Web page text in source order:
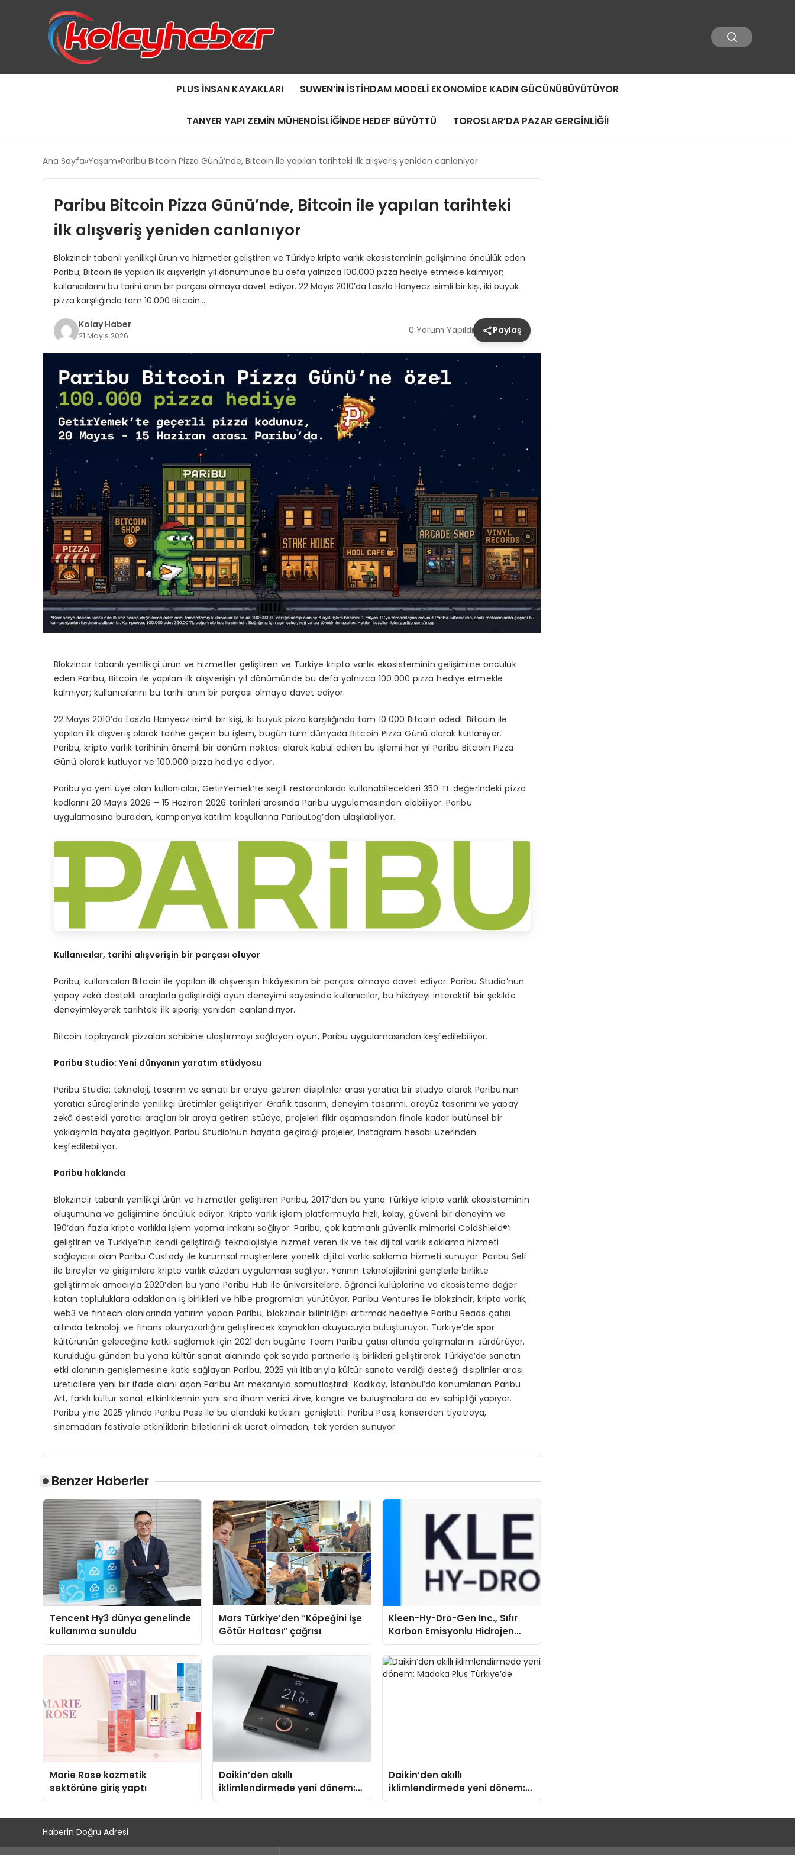
PLUS İNSAN KAYAKLARI SUWEN’IN İSTIHDAM MODELI EKONOMIDE KADIN GÜCÜNÜBÜYÜTÜYOR
TANYER YAPI ZEMIN MÜHENDISLIĞINDE HEDEF BÜYÜTTÜ TOROSLAR’DA PAZAR GERGİNLİĞİ!
Ana Sayfa Yaşam Paribu Bitcoin Pizza Günü’nde, Bitcoin ile yapılan tarihteki ilk alışveriş yeniden canlanıyor
Paribu Bitcoin Pizza Günü’nde, Bitcoin ile yapılan tarihteki
ilk alışveriş yeniden canlanıyor
Blokzincir tabanlı yenilikçi ürün ve hizmetler geliştiren ve Türkiye kripto varlık ekosisteminin gelişimine öncülük eden
Paribu, Bitcoin ile yapılan ilk alışverişin yıl dönümünde bu defa yalnızca 100.000 pizza hediye etmekle kalmıyor;
kullanıcılarını bu tarihi anın bir parçası olmaya davet ediyor. 22 Mayıs 2010’da Laszlo Hanyecz isimli bir kişi, iki büyük
pizza karşılığında tam 10.000 Bitcoin…
Kolay Haber
21 Mayıs 2026 0 Yorum Yapıldı Paylaş
Blokzincir tabanlı yenilikçi ürün ve hizmetler geliştiren ve Türkiye kripto varlık ekosisteminin gelişimine öncülük
eden Paribu, Bitcoin ile yapılan ilk alışverişin yıl dönümünde bu defa yalnızca 100.000 pizza hediye etmekle
kalmıyor; kullanıcılarını bu tarihi anın bir parçası olmaya davet ediyor.
22 Mayıs 2010’da Laszlo Hanyecz isimli bir kişi, iki büyük pizza karşılığında tam 10.000 Bitcoin ödedi. Bitcoin ile
yapılan ilk alışveriş olarak tarihe geçen bu işlem, bugün tüm dünyada Bitcoin Pizza Günü olarak kutlanıyor.
Paribu, kripto varlık tarihinin önemli bir dönüm noktası olarak kabul edilen bu işlemi her yıl Paribu Bitcoin Pizza
Günü olarak kutluyor ve 100.000 pizza hediye ediyor.
Paribu’ya yeni üye olan kullanıcılar, GetirYemek’te seçili restoranlarda kullanabilecekleri 350 TL değerindeki pizza
kodlarını 20 Mayıs 2026 – 15 Haziran 2026 tarihleri arasında Paribu uygulamasından alabiliyor. Paribu
uygulamasına buradan, kampanya katılım koşullarına ParibuLog’dan ulaşılabiliyor.
Kullanıcılar, tarihi alışverişin bir parçası oluyor
Paribu, kullanıcıları Bitcoin ile yapılan ilk alışverişin hikâyesinin bir parçası olmaya davet ediyor. Paribu Studio’nun
yapay zekâ destekli araçlarla geliştirdiği oyun deneyimi sayesinde kullanıcılar, bu hikâyeyi interaktif bir şekilde
deneyimleyerek tarihteki ilk siparişi yeniden canlandırıyor.
Bitcoin toplayarak pizzaları sahibine ulaştırmayı sağlayan oyun, Paribu uygulamasından keşfedilebiliyor.
Paribu Studio: Yeni dünyanın yaratım stüdyosu
Paribu Studio; teknoloji, tasarım ve sanatı bir araya getiren disiplinler arası yaratıcı bir stüdyo olarak Paribu’nun
yaratıcı süreçlerinde yenilikçi üretimler geliştiriyor. Grafik tasarım, deneyim tasarımı, arayüz tasarımı ve yapay
zekâ destekli yaratıcı araçları bir araya getiren stüdyo, projeleri fikir aşamasından finale kadar bütünsel bir
yaklaşımla hayata geçiriyor. Paribu Studio’nun hayata geçirdiği projeler, Instagram hesabı üzerinden
keşfedilebiliyor.
Paribu hakkında
Blokzincir tabanlı yenilikçi ürün ve hizmetler geliştiren Paribu, 2017’den bu yana Türkiye kripto varlık ekosisteminin
oluşumuna ve gelişimine öncülük ediyor. Kripto varlık işlem platformuyla hızlı, kolay, güvenli bir deneyim ve
190’dan fazla kripto varlıkla işlem yapma imkanı sağlıyor. Paribu, çok katmanlı güvenlik mimarisi ColdShield®’ı
geliştiren ve Türkiye’nin kendi geliştirdiği teknolojisiyle hizmet veren ilk ve tek dijital varlık saklama hizmeti
sağlayıcısı olan Paribu Custody ile kurumsal müşterilere yönelik dijital varlık saklama hizmeti sunuyor. Paribu Self
ile bireyler ve girişimlere kripto varlık cüzdan uygulaması sağlıyor. Yarının teknolojilerini gençlerle birlikte
geliştirmek amacıyla 2020’den bu yana Paribu Hub ile üniversitelere, öğrenci kulüplerine ve ekosisteme değer
katan topluluklara odaklanan iş birlikleri ve hibe programları yürütüyor. Paribu Ventures ile blokzincir, kripto varlık,
web3 ve fintech alanlarında yatırım yapan Paribu; blokzincir bilinirliğini artırmak hedefiyle Paribu Reads çatısı
altında teknoloji ve finans okuryazarlığını geliştirecek kaynakları okuyucuyla buluşturuyor. Türkiye’de spor
kültürünün geleceğine katkı sağlamak için 2021’den bugüne Team Paribu çatısı altında çalışmalarını sürdürüyor.
Kurulduğu günden bu yana kültür sanat alanında çok sayıda partnerle iş birlikleri geliştirerek Türkiye’de sanatın
etki alanının genişlemesine katkı sağlayan Paribu, 2025 yılı itibarıyla kültür sanata verdiği desteği disiplinler arası
üreticilere yeni bir ifade alanı açan Paribu Art mekanıyla somutlaştırdı. Kadıköy, İstanbul’da konumlanan Paribu
Art, farklı kültür sanat etkinliklerinin yanı sıra ilham verici zirve, kongre ve buluşmalara da ev sahipliği yapıyor.
Paribu yine 2025 yılında Paribu Pass ile bu alandaki katkısını genişletti. Paribu Pass, konserden tiyatroya,
sinemadan festivale etkinliklerin biletlerini ek ücret olmadan, tek yerden sunuyor.
Benzer Haberler
Tencent Hy3 dünya genelinde
kullanıma sunuldu
Mars Türkiye’den “Köpeğini İşe
Götür Haftası” çağrısı
Kleen-Hy-Dro-Gen Inc., Sıfır
Karbon Emisyonlu Hidrojen
Isıtma Teknolojisinde ISO ve
TSSA Düzenleyici Onaylarını
Aldı
Marie Rose kozmetik
sektörüne giriş yaptı
Daikin’den akıllı
iklimlendirmede yeni dönem:
Madoka Plus Türkiye’de
Daikin’den akıllı
iklimlendirmede yeni dönem:
Madoka Plus Türkiye’de
Haberin Doğru Adresi